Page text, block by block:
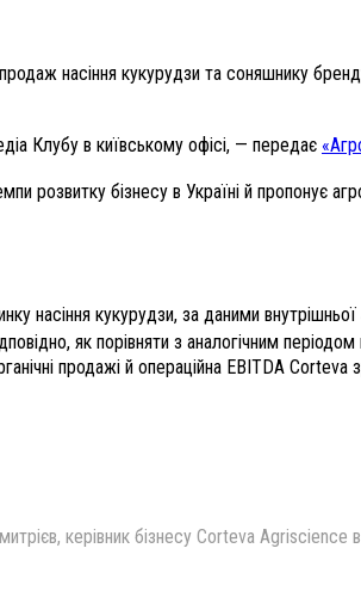
насіння кукурудзи та соняшнику
Клубу в київському офісі, — передає
розвитку бізнесу в Україні й пропонує
кукурудзи, за даними
як порівняти з аналогічним
продажі й операційна EBITDA
керівник бізнесу Corteva Agriscience в